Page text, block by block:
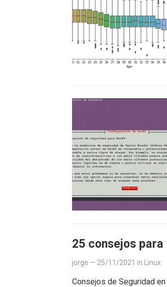
25 consejos
jorge — 25/11/2021 in Linux
Consejos de Seguridad